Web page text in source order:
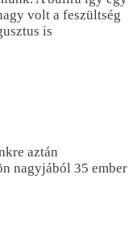
volt a feszültség
is
aztán
nagyjából 35 ember